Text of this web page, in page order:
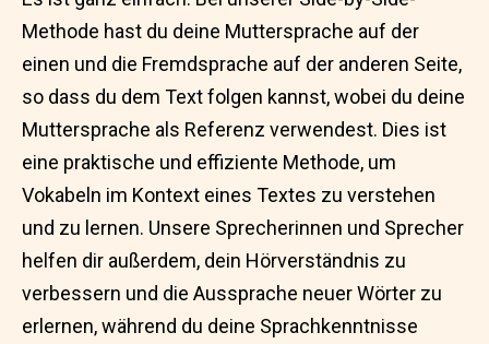
Methode hast du deine Muttersprache auf der
einen und die Fremdsprache auf der anderen Seite,
so dass du dem Text folgen kannst, wobei du deine
Muttersprache als Referenz verwendest. Dies ist
eine praktische und effiziente Methode, um
Vokabeln im Kontext eines Textes zu verstehen
und zu lernen. Unsere Sprecherinnen und Sprecher
helfen dir außerdem, dein Hörverständnis zu
verbessern und die Aussprache neuer Wörter zu
erlernen, während du deine Sprachkenntnisse